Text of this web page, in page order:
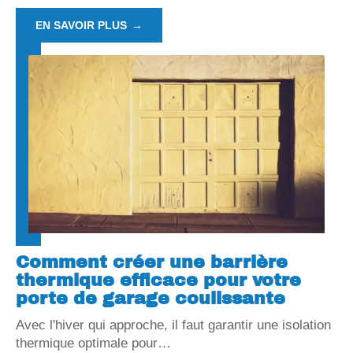
EN SAVOIR PLUS
Comment créer une barrière
thermique efficace pour votre
porte de garage coulissante
Avec l'hiver qui approche, il faut garantir une isolation
thermique optimale pour…